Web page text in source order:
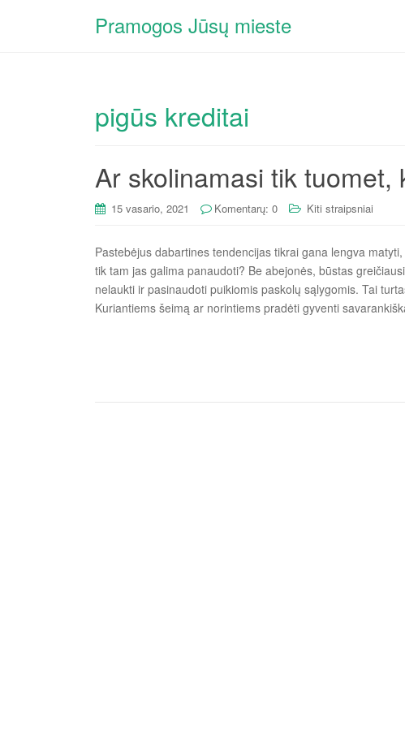
Pramogos Jūsų mieste
pigūs kreditai
Ar skolinamasi tik tuomet,
15 vasario, 2021 Komentarų: 0 Kiti straipsniai
Pastebėjus dabartines tendencijas tikrai gana lengva
tik tam jas galima panaudoti? Be abejonės, būstas
nelaukti ir pasinaudoti puikiomis paskolų sąlygomis. Tai
Kuriantiems šeimą ar norintiems pradėti gyventi